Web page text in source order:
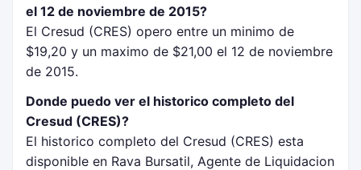
el 12 de noviembre de 2015?
El Cresud (CRES) opero entre un minimo de
$19,20 y un maximo de $21,00 el 12 de noviembre
de 2015.
Donde puedo ver el historico completo del
Cresud (CRES)?
El historico completo del Cresud (CRES) esta
disponible en Rava Bursatil, Agente de Liquidacion